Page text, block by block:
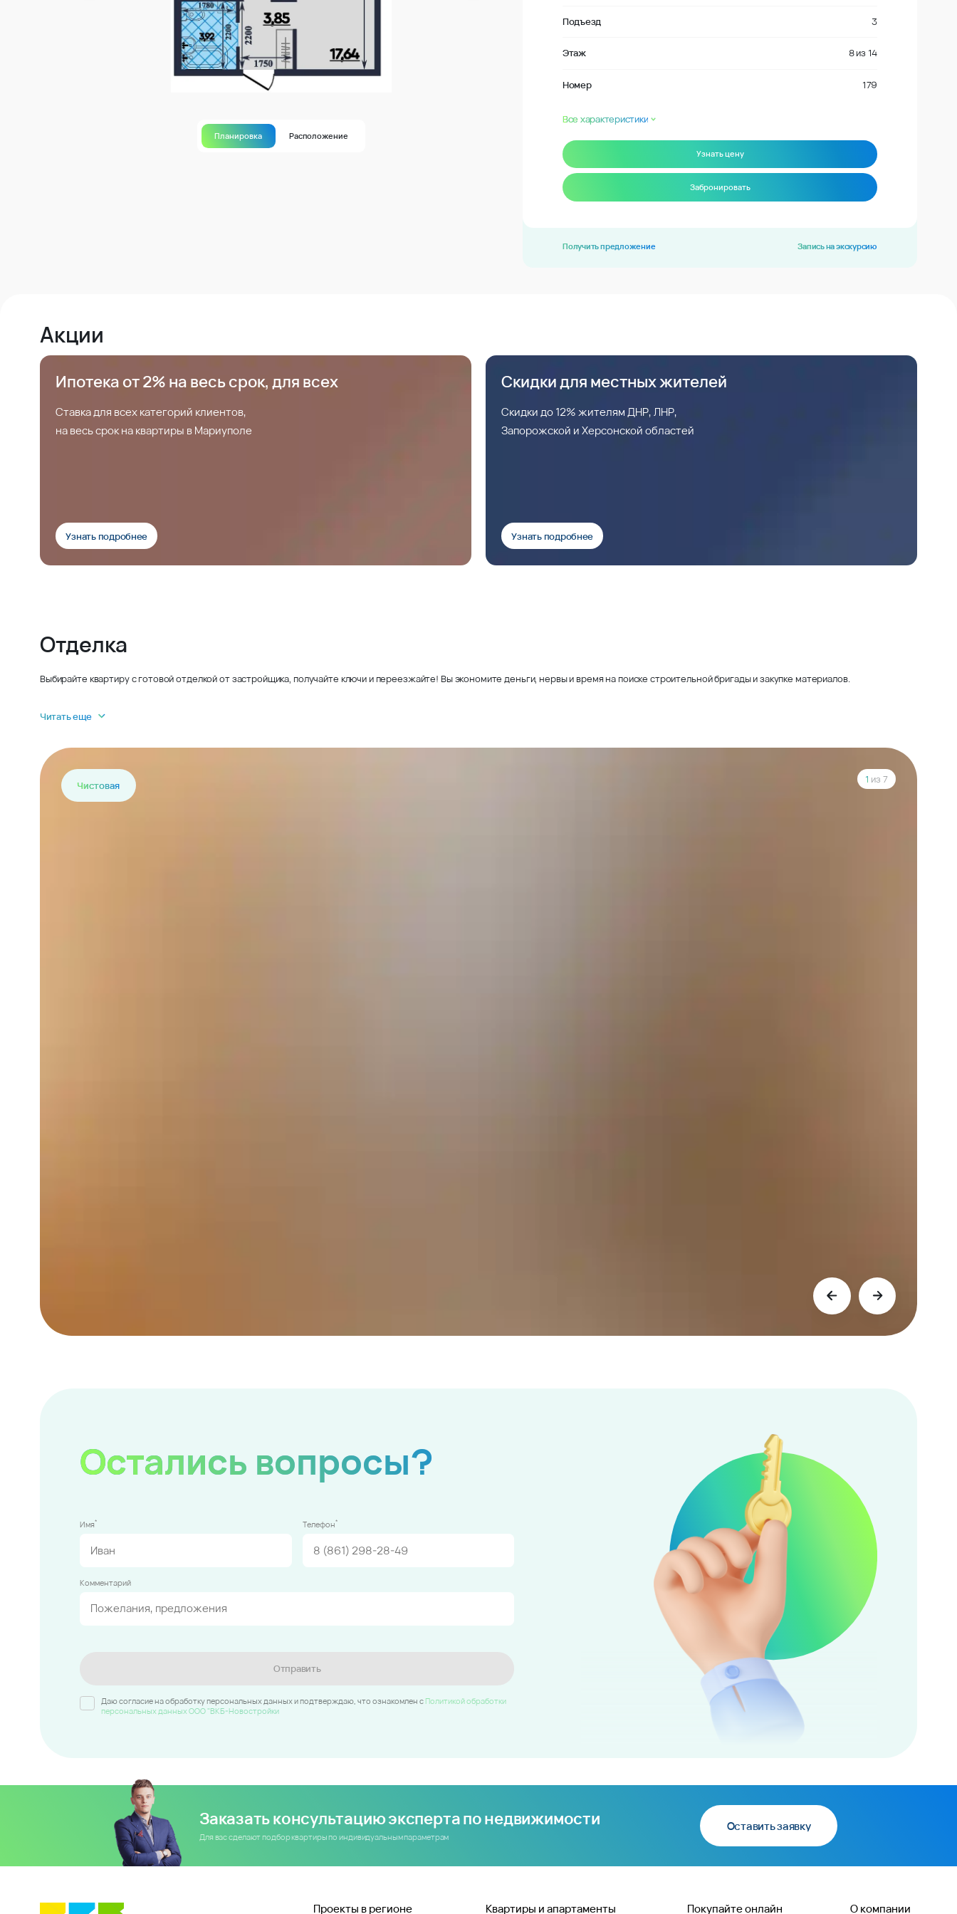
Планировка Расположение
Подъезд 3
Этаж 8из 14
Номер 179
Все характеристики
Узнать цену
Забронировать
Получить предложение Запись на экскурсию
Акции
Ипотека от 2% на весь срок, для всех
Ставка для всех категорий клиентов,
на весь срок на квартиры в Мариуполе
Узнать подробнее
Скидки для местных жителей
Скидки до 12% жителям ДНР, ЛНР,
Запорожской и Херсонской областей
Узнать подробнее
Отделка
Выбирайте квартиру с готовой отделкой от застройщика, получайте ключи и переезжайте! Вы экономите деньги, нервы и время на поиске строительной бригады и закупке материалов.
Читать еще
Чистовая
1 из 7
Остались вопросы?
Имя* Телефон*
Комментарий
Отправить
Даю согласие на обработку персональных данных и подтверждаю, что ознакомлен c Политикой обработки
персональных данных ООО "ВКБ-Новостройки
Заказать консультацию эксперта по недвижимости
Для вас сделают подбор квартиры по индивидуальным параметрам
Оставить заявку
Проекты в регионе Квартиры и апартаменты Покупайте онлайн О компании